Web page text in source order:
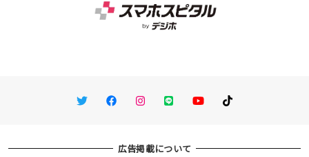
TwitterFacebookInstagram
LINE You TubeTikTok
広告掲載について